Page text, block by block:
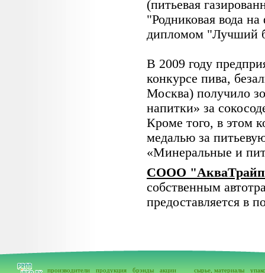
(питьевая
"Родниковая вода
дипломом "Лучший
В 2009 году
конкурсе пива,
Москва) получило
напитки» за
Кроме того, в этом
медалью за
«Минеральные и
СООО
собственным
предоставляется в
производители продукция брэнды акции сырье, материалы